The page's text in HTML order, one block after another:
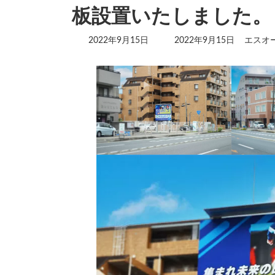
板設置いたしました。
2022年9月15日
最
新
日
時
:
2022年9月15日 エスオ